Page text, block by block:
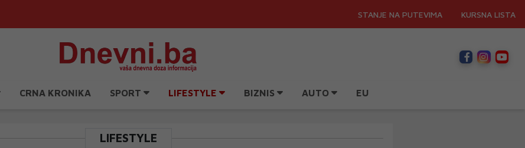
STANJE NA PUTEVIMA KURSNA LISTA
CRNA KRONIKA SPORT LIFESTYLE BIZNIS AUTO EU
LIFESTYLE